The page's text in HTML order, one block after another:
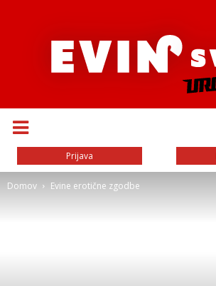
Prijava
Domov Evine erotične zgodbe